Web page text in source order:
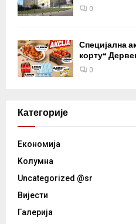
0
Специјална
корту“
0
Категорије
Eкономија
Kолумнa
Uncategorized @sr
Вијести
Галерија